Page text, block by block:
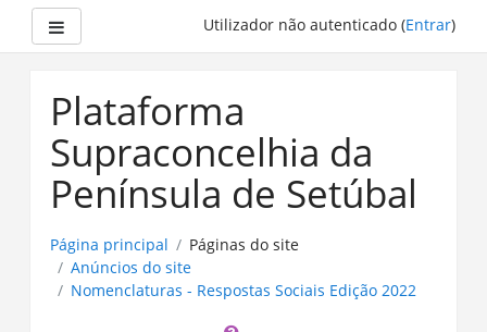
principal
Utilizador não autenticado (Entrar)
Plataforma
Supraconcelhia da
Península de Setúbal
Página principal
Páginas do site
Anúncios do site
Nomenclaturas - Respostas Sociais Edição 2022